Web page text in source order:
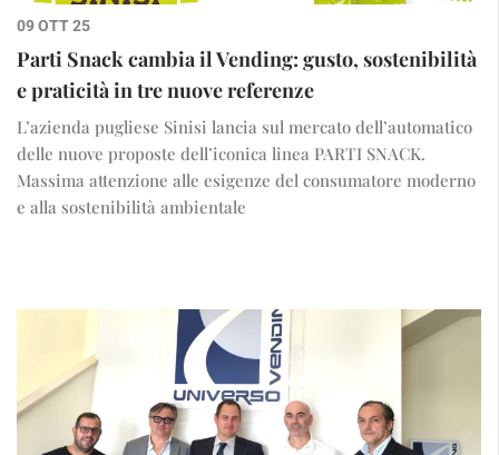
09 OTT 25
Parti Snack cambia il Vending: gusto, sostenibilità
e praticità in tre nuove referenze
L’azienda pugliese Sinisi lancia sul mercato dell’automatico
delle nuove proposte dell’iconica linea PARTI SNACK.
Massima attenzione alle esigenze del consumatore moderno
e alla sostenibilità ambientale